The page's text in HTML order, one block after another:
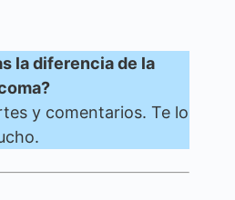
la diferencia de la
y comentarios. Te lo